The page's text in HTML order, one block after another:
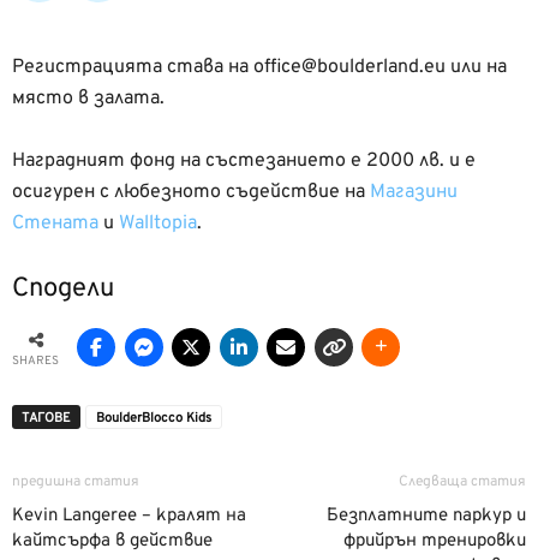
Регистрацията става на office@boulderland.eu или на
място в залата.
Наградният фонд на състезанието е 2000 лв. и е
осигурен с любезното съдействие на Магазини
Стената и Walltopia.
Сподели
SHARES
ТАГОВЕ BoulderBlocco Kids
предишна статия
Kevin Langeree – кралят на
кайтсърфа в действие
Следваща статия
Безплатните паркур и
фрийрън тренировки